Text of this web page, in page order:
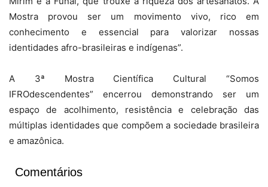
Mostra provou ser um movimento vivo, rico em
conhecimento e essencial para valorizar nossas
identidades afro-brasileiras e indígenas”.
A 3ª Mostra Científica Cultural “Somos
IFROdescendentes” encerrou demonstrando ser um
espaço de acolhimento, resistência e celebração das
múltiplas identidades que compõem a sociedade brasileira
e amazônica.
Comentários